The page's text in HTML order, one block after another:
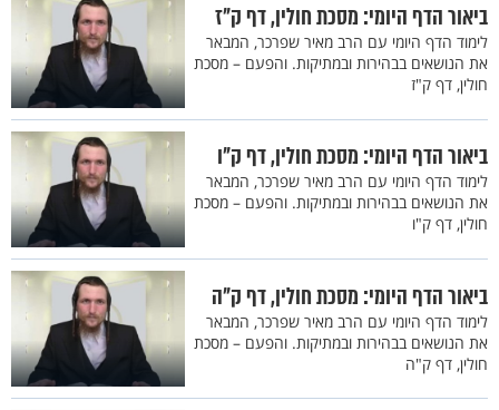
ביאור הדף היומי: מסכת חולין, דף ק"ז
לימוד הדף היומי עם הרב מאיר שפרכר, המבאר
את הנושאים בבהירות ובמתיקות. והפעם – מסכת
חולין, דף ק"ז
ביאור הדף היומי: מסכת חולין, דף ק"ו
לימוד הדף היומי עם הרב מאיר שפרכר, המבאר
את הנושאים בבהירות ובמתיקות. והפעם – מסכת
חולין, דף ק"ו
ביאור הדף היומי: מסכת חולין, דף ק"ה
לימוד הדף היומי עם הרב מאיר שפרכר, המבאר
את הנושאים בבהירות ובמתיקות. והפעם – מסכת
חולין, דף ק"ה